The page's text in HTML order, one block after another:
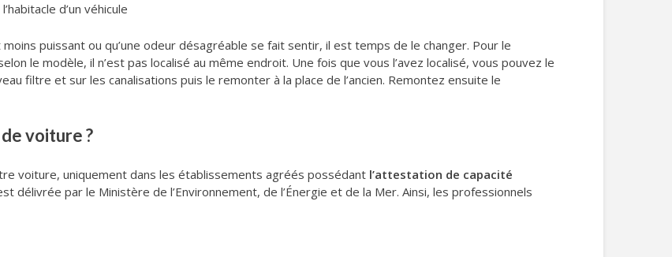
d’un véhicule
puissant ou qu’une odeur désagréable se fait sentir, il est temps de le changer. Pour le
le modèle, il n’est pas localisé au même endroit. Une fois que vous l’avez localisé, vous pouvez le
filtre et sur les canalisations puis le remonter à la place de l’ancien. Remontez ensuite le
voiture ?
voiture, uniquement dans les établissements agréés possédant l’attestation de capacité
délivrée par le Ministère de l’Environnement, de l’Énergie et de la Mer. Ainsi, les professionnels